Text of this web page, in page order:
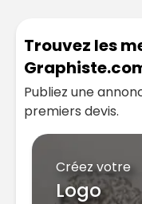
Trouvez les
Publiez une
premiers devis.
Créez votre
Logo